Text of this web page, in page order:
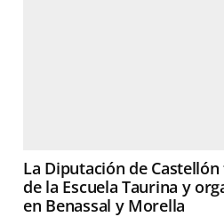
La Diputación de
de la Escuela Taurina y
en Benassal y Morella